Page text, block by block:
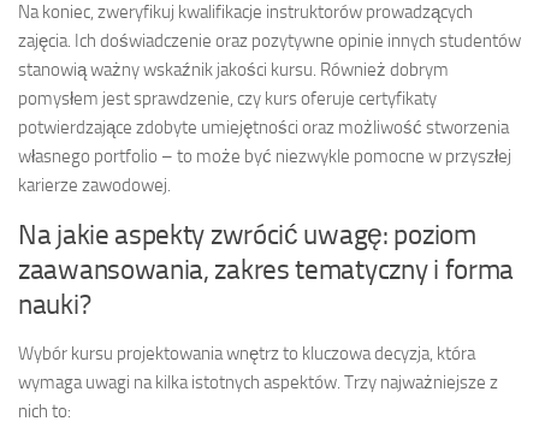
Na koniec, zweryfikuj kwalifikacje instruktorów prowadzących
zajęcia. Ich doświadczenie oraz pozytywne opinie innych studentów
stanowią ważny wskaźnik jakości kursu. Również dobrym
pomysłem jest sprawdzenie, czy kurs oferuje certyfikaty
potwierdzające zdobyte umiejętności oraz możliwość stworzenia
własnego portfolio – to może być niezwykle pomocne w przyszłej
karierze zawodowej.
Na jakie aspekty zwrócić uwagę: poziom
zaawansowania, zakres tematyczny i forma
nauki?
Wybór kursu projektowania wnętrz to kluczowa decyzja, która
wymaga uwagi na kilka istotnych aspektów. Trzy najważniejsze z
nich to: